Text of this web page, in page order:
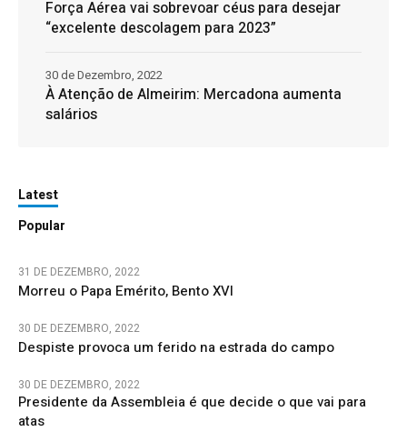
Força Aérea vai sobrevoar céus para desejar
“excelente descolagem para 2023”
À Atenção de Almeirim: Mercadona aumenta
salários
30 de Dezembro, 2022
Latest
Popular
31 DE DEZEMBRO, 2022
Morreu o Papa Emérito, Bento XVI
30 DE DEZEMBRO, 2022
Despiste provoca um ferido na estrada do campo
30 DE DEZEMBRO, 2022
Presidente da Assembleia é que decide o que vai para
atas